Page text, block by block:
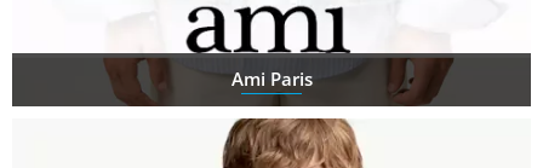
Ami Paris